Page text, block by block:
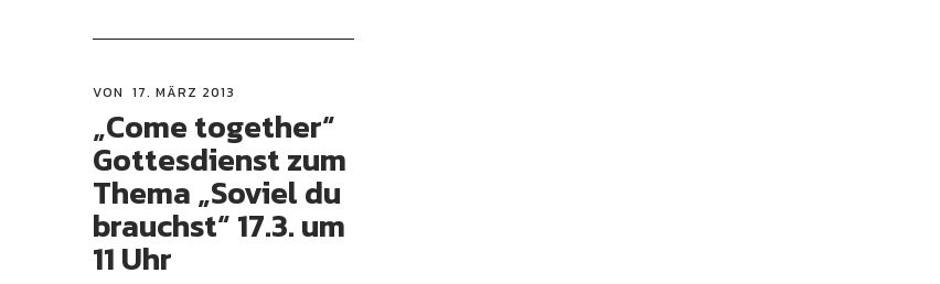
VON 17. MÄRZ 2013
„Come together“
Gottesdienst zum
Thema „Soviel du
brauchst“ 17.3. um
11 Uhr